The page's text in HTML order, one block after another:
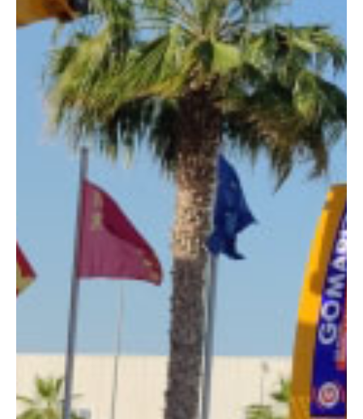
Las Articuladas Eléctricas destacan por su gran maniobrabilidad,
gracias a sus dimensiones reducidas y con capacidad de alcance
lateral. Es adecuada para trabajos en interior contando con una altura
desde 11m a 17m.
DIMENSIONES
12 metros
Altura plataforma:10 m
Altura de trabajo:
12 m
Alcance lateral:
Altura almacenaje:
5.45 m
Anchura:
Peso:
ESPECIFICACIONES TÉCNICAS
Ver ficha técnica